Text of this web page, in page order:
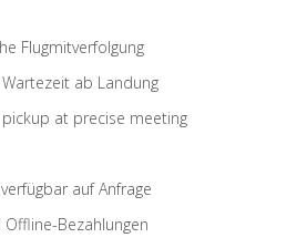
Flugmitverfolgung
ab Landung
at precise meeting
auf Anfrage
Bezahlungen